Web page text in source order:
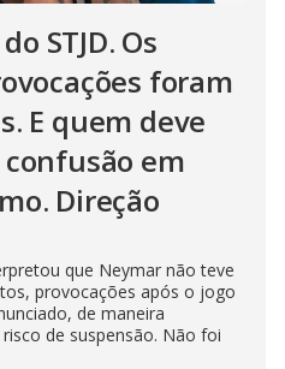
STJD. Os
foram
E quem deve
em
Direção
que Neymar não teve
provocações após o jogo
de maneira
de suspensão. Não foi